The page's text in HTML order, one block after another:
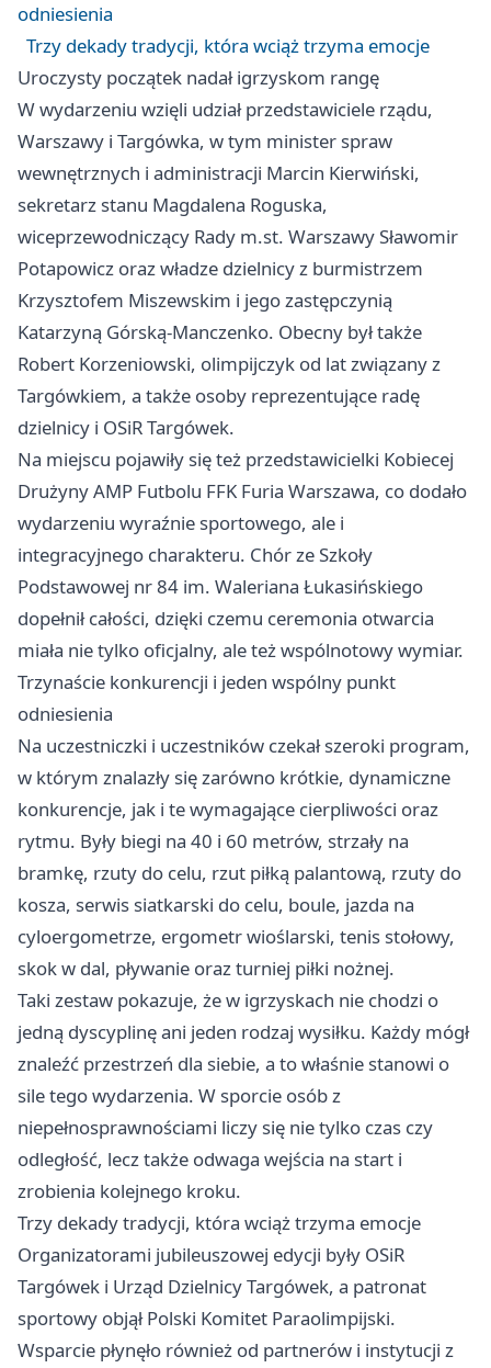
odniesienia
Trzy dekady tradycji, która wciąż trzyma emocje
Uroczysty początek nadał igrzyskom rangę
W wydarzeniu wzięli udział przedstawiciele rządu,
Warszawy i Targówka, w tym minister spraw
wewnętrznych i administracji Marcin Kierwiński,
sekretarz stanu Magdalena Roguska,
wiceprzewodniczący Rady m.st. Warszawy Sławomir
Potapowicz oraz władze dzielnicy z burmistrzem
Krzysztofem Miszewskim i jego zastępczynią
Katarzyną Górską-Manczenko. Obecny był także
Robert Korzeniowski, olimpijczyk od lat związany z
Targówkiem, a także osoby reprezentujące radę
dzielnicy i OSiR Targówek.
Na miejscu pojawiły się też przedstawicielki Kobiecej
Drużyny AMP Futbolu FFK Furia Warszawa, co dodało
wydarzeniu wyraźnie sportowego, ale i
integracyjnego charakteru. Chór ze Szkoły
Podstawowej nr 84 im. Waleriana Łukasińskiego
dopełnił całości, dzięki czemu ceremonia otwarcia
miała nie tylko oficjalny, ale też wspólnotowy wymiar.
Trzynaście konkurencji i jeden wspólny punkt
odniesienia
Na uczestniczki i uczestników czekał szeroki program,
w którym znalazły się zarówno krótkie, dynamiczne
konkurencje, jak i te wymagające cierpliwości oraz
rytmu. Były biegi na 40 i 60 metrów, strzały na
bramkę, rzuty do celu, rzut piłką palantową, rzuty do
kosza, serwis siatkarski do celu, boule, jazda na
cyloergometrze, ergometr wioślarski, tenis stołowy,
skok w dal, pływanie oraz turniej piłki nożnej.
Taki zestaw pokazuje, że w igrzyskach nie chodzi o
jedną dyscyplinę ani jeden rodzaj wysiłku. Każdy mógł
znaleźć przestrzeń dla siebie, a to właśnie stanowi o
sile tego wydarzenia. W sporcie osób z
niepełnosprawnościami liczy się nie tylko czas czy
odległość, lecz także odwaga wejścia na start i
zrobienia kolejnego kroku.
Trzy dekady tradycji, która wciąż trzyma emocje
Organizatorami jubileuszowej edycji były OSiR
Targówek i Urząd Dzielnicy Targówek, a patronat
sportowy objął Polski Komitet Paraolimpijski.
Wsparcie płynęło również od partnerów i instytucji z